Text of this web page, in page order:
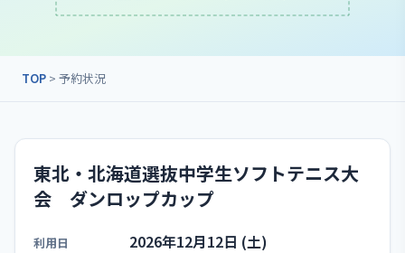
TOP > 予約状況
東北・北海道選抜中学生ソフトテニス大
会 ダンロップカップ
利用日 2026年12月12日 (土)